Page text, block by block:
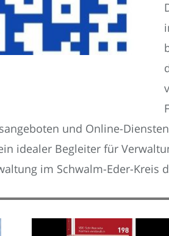
und Online-
idealer Begleiter für
im Schwalm-Eder-Kreis